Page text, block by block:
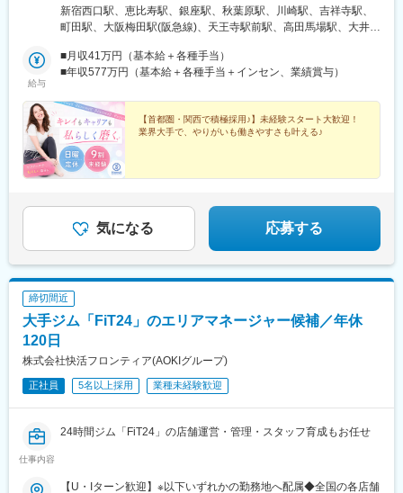
歩圏内！＼新店続々！今期は60店舗以上オープン予定／■関東東
京／神奈川／千葉／埼玉／茨城／群馬■関西大阪／京都／兵庫／滋
国210店舗以上！【北海道・東北】北海道／岩手／宮城／山形
【中部】 新潟／石川／岐阜／長野／山梨／静岡／三重／愛知【中
鹿児島／熊本／沖縄＊。嬉しいPOINT・＊1次面接は『ちょっと気
になる』＆志望動機なしで参加OK！1つでも気になったら応募ボ
タンへ◎＃3年連続ベース給UP！住宅手当：月最大5万円＃日曜定
休＆土曜は早上がり／年休実質128日＃ノルマ・残業ほぼナシ＃
未経験スタート94％！2カ月のスクール級研修あり＃社割＆レッ
新宿西口駅、恵比寿駅、銀座駅、秋葉原駅、川崎駅、吉祥寺駅、
町田駅、大阪梅田駅(阪急線)、天王寺駅前駅、高田馬場駅、大井町
駅、赤羽駅、八王子駅、府中駅(東京都)、調布駅、国立駅、上大岡
駅、青葉台駅、戸塚駅、東戸塚駅、たまプラーザ駅、鴨居駅、鶴
駅、大和駅(神奈川県)、中央林間駅、武蔵浦和駅、小手指駅、草加
駅、和光市駅、ふじみ野駅、蘇我駅、京成千葉駅、本八幡駅(総武
線)、行徳駅、松戸駅、五井駅、浦安駅(千葉県)、駒込駅、港南台
駅、日吉駅(神奈川県)、二子玉川駅、田無駅、瑞江駅、本郷三丁目
駅、西葛西駅、小田急相模原駅、青物横丁駅、新小岩駅、勝どき
馬駅、高円寺駅、平塚駅、本川越駅、南羽生駅、神奈川駅、上野
広小路駅、稲毛駅、成増駅、津田沼駅、戸越公園駅、品川駅、八
柱駅、伊勢佐木長者町駅、さいたま新都心駅、堺東駅、大阪上本
町駅、京橋駅(大阪府)、江坂駅、大日駅、茨木市駅、高槻市駅、布
施駅、千鳥橋駅、豊中駅、寝屋川市駅、藤井寺駅、新金岡駅、守
鉄)、鳳駅、近鉄八尾駅、大正駅(大阪府)、弁天町駅、心斎橋駅、
桂駅、京都駅、三宮駅(神戸市営)、西宮北口駅、新在家駅、明石
駅、土山駅、新宿駅(東京メトロ)、代官山駅、銀座一丁目駅、岩本
町駅、京急川崎駅、梅田駅(地下鉄)、大阪阿部野橋駅、学習院下
急鶴見駅、新杉田駅、葭川公園駅、本八幡駅(都営線)、春日駅(東
成稲毛駅、地下鉄成増駅、新津田沼駅、戸越駅、北品川駅、新八
給与
■月収41万円（基本給＋各種手当）
■年収577万円（基本給＋各種手当＋インセン、業績賞与）
【首都圏・関西で積極採用♪】未経験スタート大歓迎！
業界大手で、やりがいも働きやすさも叶える♪
気になる 応募する
締切間近
大手ジム「FiT24」のエリアマネージャー候補／年休
120日
株式会社快活フロンティア(AOKIグループ)
正社員 5名以上採用 業種未経験歓迎
仕事内容
24時間ジム「FiT24」の店舗運営・管理・スタッフ育成もお任せ
【U・Iターン歓迎】※以下いずれかの勤務地へ配属◆全国の各店舗